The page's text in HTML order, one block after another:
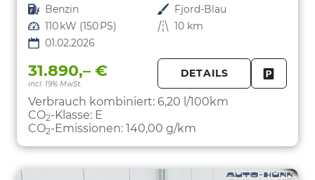
Kraftstoff Benzin Außenfarbe Fjord-Blau
Leistung 110 kW (150 PS) Kilometerstand 10 km
01.02.2026
31.890,– €
incl. 19% MwSt.
DETAILS
Verbrauch kombiniert: 6,20 l/100km
CO2-Klasse: E
CO2-Emissionen: 140,00 g/km